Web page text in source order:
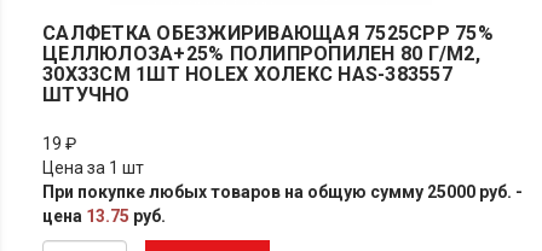
САЛФЕТКА ОБЕЗЖИРИВАЮЩАЯ 7525CPP 75%
ЦЕЛЛЮЛОЗА+25% ПОЛИПРОПИЛЕН 80 Г/М2,
30Х33СМ 1ШТ HOLEX ХОЛЕКС HAS-383557
ШТУЧНО
19 ₽
Цена за 1 шт
При покупке любых товаров на общую сумму 25000 руб. -
цена 13.75 руб.